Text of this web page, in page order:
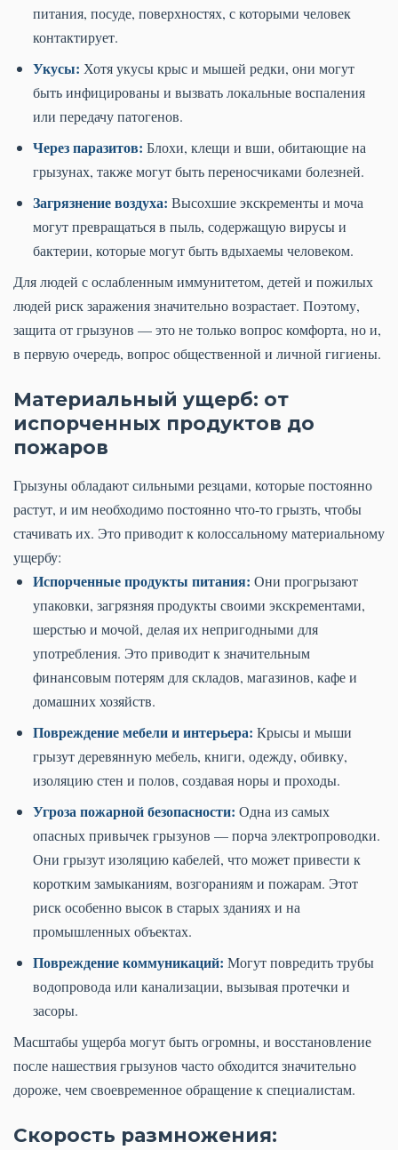
питания, посуде, поверхностях, с которыми человек
контактирует.
Укусы: Хотя укусы крыс и мышей редки, они могут
быть инфицированы и вызвать локальные воспаления
или передачу патогенов.
Через паразитов: Блохи, клещи и вши, обитающие на
грызунах, также могут быть переносчиками болезней.
Загрязнение воздуха: Высохшие экскременты и моча
могут превращаться в пыль, содержащую вирусы и
бактерии, которые могут быть вдыхаемы человеком.
Для людей с ослабленным иммунитетом, детей и пожилых
людей риск заражения значительно возрастает. Поэтому,
защита от грызунов — это не только вопрос комфорта, но и,
в первую очередь, вопрос общественной и личной гигиены.
Материальный ущерб: от
испорченных продуктов до
пожаров
Грызуны обладают сильными резцами, которые постоянно
растут, и им необходимо постоянно что-то грызть, чтобы
стачивать их. Это приводит к колоссальному материальному
ущербу:
Испорченные продукты питания: Они прогрызают
упаковки, загрязняя продукты своими экскрементами,
шерстью и мочой, делая их непригодными для
употребления. Это приводит к значительным
финансовым потерям для складов, магазинов, кафе и
домашних хозяйств.
Повреждение мебели и интерьера: Крысы и мыши
грызут деревянную мебель, книги, одежду, обивку,
изоляцию стен и полов, создавая норы и проходы.
Угроза пожарной безопасности: Одна из самых
опасных привычек грызунов — порча электропроводки.
Они грызут изоляцию кабелей, что может привести к
коротким замыканиям, возгораниям и пожарам. Этот
риск особенно высок в старых зданиях и на
промышленных объектах.
Повреждение коммуникаций: Могут повредить трубы
водопровода или канализации, вызывая протечки и
засоры.
Масштабы ущерба могут быть огромны, и восстановление
после нашествия грызунов часто обходится значительно
дороже, чем своевременное обращение к специалистам.
Скорость размножения: